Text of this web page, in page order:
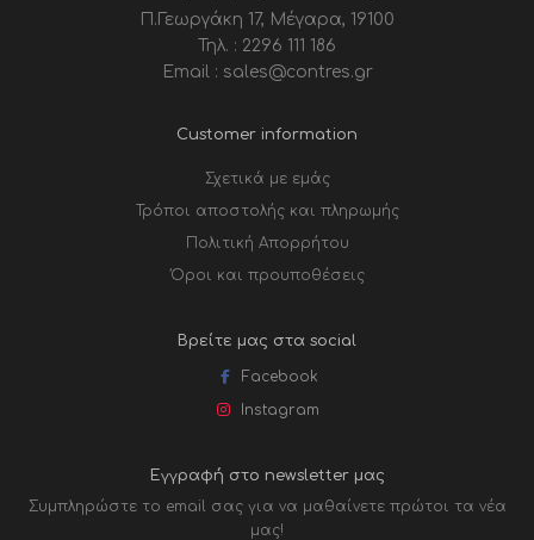
Π.Γεωργάκη 17, Μέγαρα, 19100
Τηλ. : 2296 111 186
Email : sales@contres.gr
Customer information
Σχετικά με εμάς
Τρόποι αποστολής και πληρωμής
Πολιτική Απορρήτου
Όροι και προυποθέσεις
Βρείτε μας στα social
Facebook
Instagram
Εγγραφή στο newsletter μας
Συμπληρώστε το email σας για να μαθαίνετε πρώτοι τα νέα
μας!